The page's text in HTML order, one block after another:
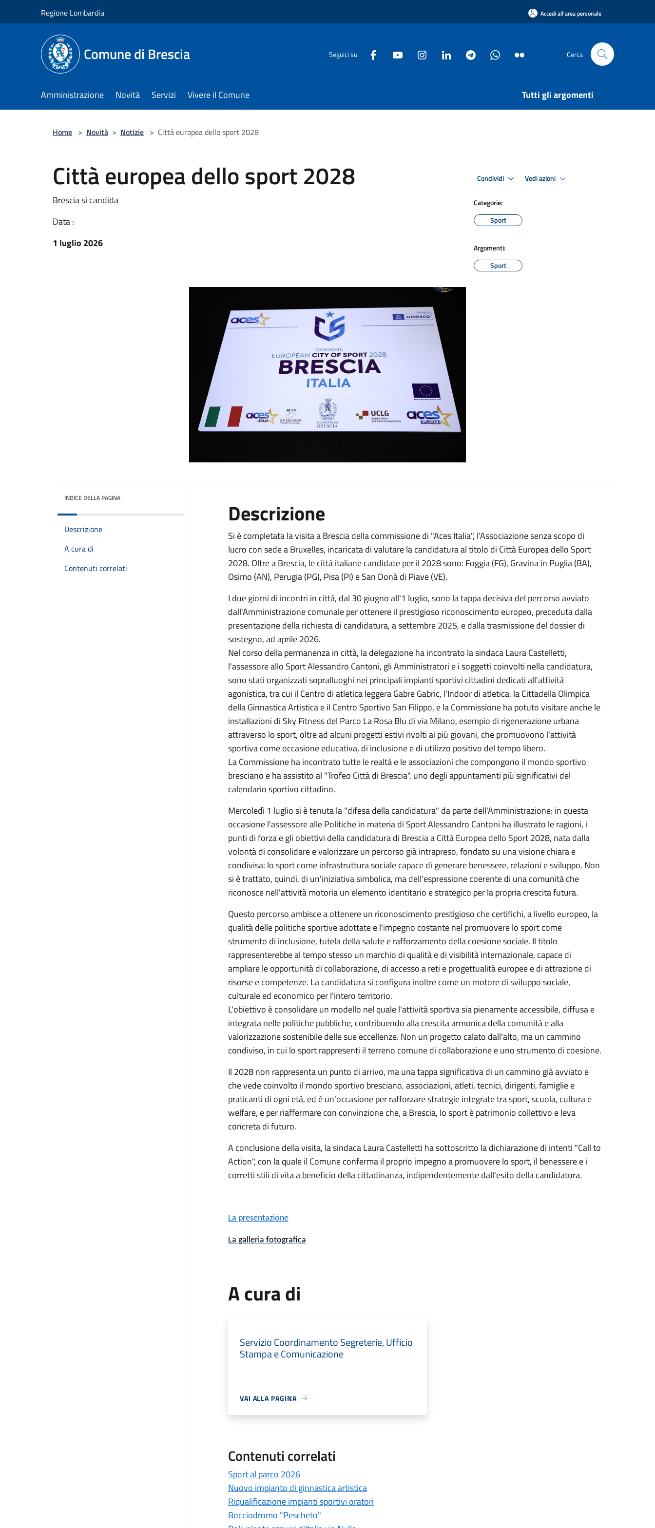
Regione Lombardia Accedi all'area personale
Comune di Brescia Seguici su Cerca
Amministrazione Novità Servizi Vivere il Comune Tutti gli argomenti
Home > Novità > Notizie > Città europea dello sport 2028
Città europea dello sport 2028
Brescia si candida
Data :
1 luglio 2026
Condividi Vedi azioni
Categorie:
Sport
Argomenti:
Sport
INDICE DELLA PAGINA
Descrizione
A cura di
Contenuti correlati
Descrizione
Si è completata la visita a Brescia della commissione di "Aces Italia", l'Associazione senza scopo di
lucro con sede a Bruxelles, incaricata di valutare la candidatura al titolo di Città Europea dello Sport
2028. Oltre a Brescia, le città italiane candidate per il 2028 sono: Foggia (FG), Gravina in Puglia (BA),
Osimo (AN), Perugia (PG), Pisa (PI) e San Donà di Piave (VE).
I due giorni di incontri in città, dal 30 giugno all'1 luglio, sono la tappa decisiva del percorso avviato
dall'Amministrazione comunale per ottenere il prestigioso riconoscimento europeo, preceduta dalla
presentazione della richiesta di candidatura, a settembre 2025, e dalla trasmissione del dossier di
sostegno, ad aprile 2026.
Nel corso della permanenza in città, la delegazione ha incontrato la sindaca Laura Castelletti,
l'assessore allo Sport Alessandro Cantoni, gli Amministratori e i soggetti coinvolti nella candidatura,
sono stati organizzati sopralluoghi nei principali impianti sportivi cittadini dedicati all'attività
agonistica, tra cui il Centro di atletica leggera Gabre Gabric, l'Indoor di atletica, la Cittadella Olimpica
della Ginnastica Artistica e il Centro Sportivo San Filippo, e la Commissione ha potuto visitare anche le
installazioni di Sky Fitness del Parco La Rosa Blu di via Milano, esempio di rigenerazione urbana
attraverso lo sport, oltre ad alcuni progetti estivi rivolti ai più giovani, che promuovono l'attività
sportiva come occasione educativa, di inclusione e di utilizzo positivo del tempo libero.
La Commissione ha incontrato tutte le realtà e le associazioni che compongono il mondo sportivo
bresciano e ha assistito al "Trofeo Città di Brescia", uno degli appuntamenti più significativi del
calendario sportivo cittadino.
Mercoledì 1 luglio si è tenuta la "difesa della candidatura" da parte dell'Amministrazione: in questa
occasione l'assessore alle Politiche in materia di Sport Alessandro Cantoni ha illustrato le ragioni, i
punti di forza e gli obiettivi della candidatura di Brescia a Città Europea dello Sport 2028, nata dalla
volontà di consolidare e valorizzare un percorso già intrapreso, fondato su una visione chiara e
condivisa: lo sport come infrastruttura sociale capace di generare benessere, relazioni e sviluppo. Non
si è trattato, quindi, di un'iniziativa simbolica, ma dell'espressione coerente di una comunità che
riconosce nell'attività motoria un elemento identitario e strategico per la propria crescita futura.
Questo percorso ambisce a ottenere un riconoscimento prestigioso che certifichi, a livello europeo, la
qualità delle politiche sportive adottate e l'impegno costante nel promuovere lo sport come
strumento di inclusione, tutela della salute e rafforzamento della coesione sociale. Il titolo
rappresenterebbe al tempo stesso un marchio di qualità e di visibilità internazionale, capace di
ampliare le opportunità di collaborazione, di accesso a reti e progettualità europee e di attrazione di
risorse e competenze. La candidatura si configura inoltre come un motore di sviluppo sociale,
culturale ed economico per l'intero territorio.
L'obiettivo è consolidare un modello nel quale l'attività sportiva sia pienamente accessibile, diffusa e
integrata nelle politiche pubbliche, contribuendo alla crescita armonica della comunità e alla
valorizzazione sostenibile delle sue eccellenze. Non un progetto calato dall'alto, ma un cammino
condiviso, in cui lo sport rappresenti il terreno comune di collaborazione e uno strumento di coesione.
Il 2028 non rappresenta un punto di arrivo, ma una tappa significativa di un cammino già avviato e
che vede coinvolto il mondo sportivo bresciano, associazioni, atleti, tecnici, dirigenti, famiglie e
praticanti di ogni età, ed è un'occasione per rafforzare strategie integrate tra sport, scuola, cultura e
welfare, e per riaffermare con convinzione che, a Brescia, lo sport è patrimonio collettivo e leva
concreta di futuro.
A conclusione della visita, la sindaca Laura Castelletti ha sottoscritto la dichiarazione di intenti "Call to
Action", con la quale il Comune conferma il proprio impegno a promuovere lo sport, il benessere e i
corretti stili di vita a beneficio della cittadinanza, indipendentemente dall'esito della candidatura.
La presentazione
La galleria fotografica
A cura di
Servizio Coordinamento Segreterie, Ufficio
Stampa e Comunicazione
VAI ALLA PAGINA
Contenuti correlati
Sport al parco 2026
Nuovo impianto di ginnastica artistica
Riqualificazione impianti sportivi oratori
Bocciodromo "Pescheto"